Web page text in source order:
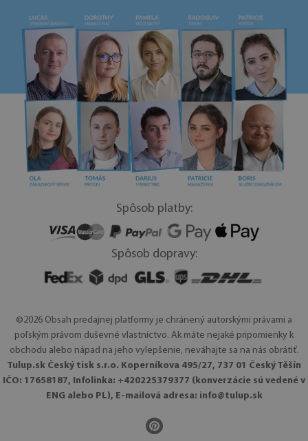
Spôsob platby:
Spôsob dopravy:
©2026 Obsah predajnej platformy je chránený autorskými právami a
poľským právom duševné vlastníctvo. Ak máte nejaké pripomienky k
obchodu alebo nápad na jeho vylepšenie, neváhajte sa na nás obrátiť.
Tulup.sk Český tisk s.r.o. Koperníkova 495/27, 737 01 Český Těšín
IČO: 17658187, Infolinka: +420225379377 (konverzácie sú vedené v
ENG alebo PL), E-mailová adresa: info@tulup.sk